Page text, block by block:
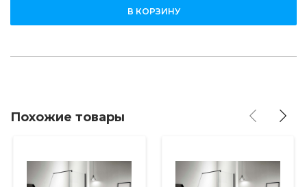
В КОРЗИНУ
Похожие товары